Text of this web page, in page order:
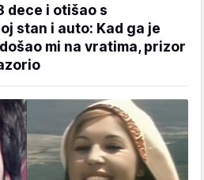
dece i otišao s
stan i auto: Kad ga je
mi na vratima, prizor